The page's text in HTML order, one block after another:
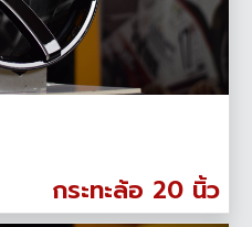
กระทะล้อ 20 นิ้ว